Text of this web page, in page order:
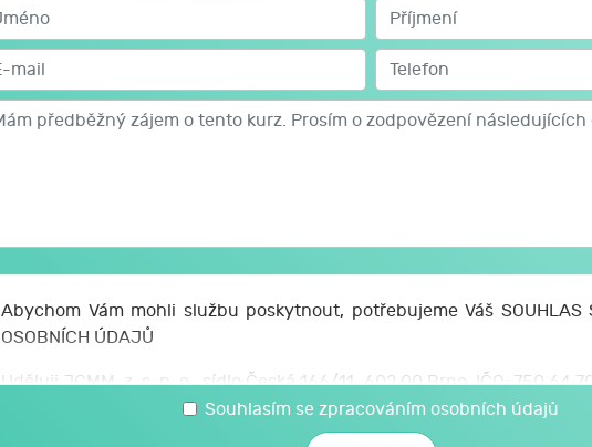
Abychom Vám mohli službu poskytnout, potřebujeme Váš SOUHLAS
OSOBNÍCH ÚDAJŮ
Uděluji JCMM, z. s. p. o., sídlo Česká 166/11, 602 00 Brno, IČO: 750 64
se zpracováním svých osobních a citlivých údajů, které jsem uvedl/a
a údajů, které JCMM poskytnu při kariérovém poradenství realizovaném
Souhlasím se zpracováním osobních údajů